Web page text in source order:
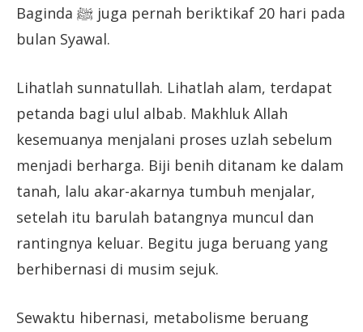
Baginda ﷺ juga pernah beriktikaf 20 hari pada
bulan Syawal.
Lihatlah sunnatullah. Lihatlah alam, terdapat
petanda bagi ulul albab. Makhluk Allah
kesemuanya menjalani proses uzlah sebelum
menjadi berharga. Biji benih ditanam ke dalam
tanah, lalu akar-akarnya tumbuh menjalar,
setelah itu barulah batangnya muncul dan
rantingnya keluar. Begitu juga beruang yang
berhibernasi di musim sejuk.
Sewaktu hibernasi, metabolisme beruang